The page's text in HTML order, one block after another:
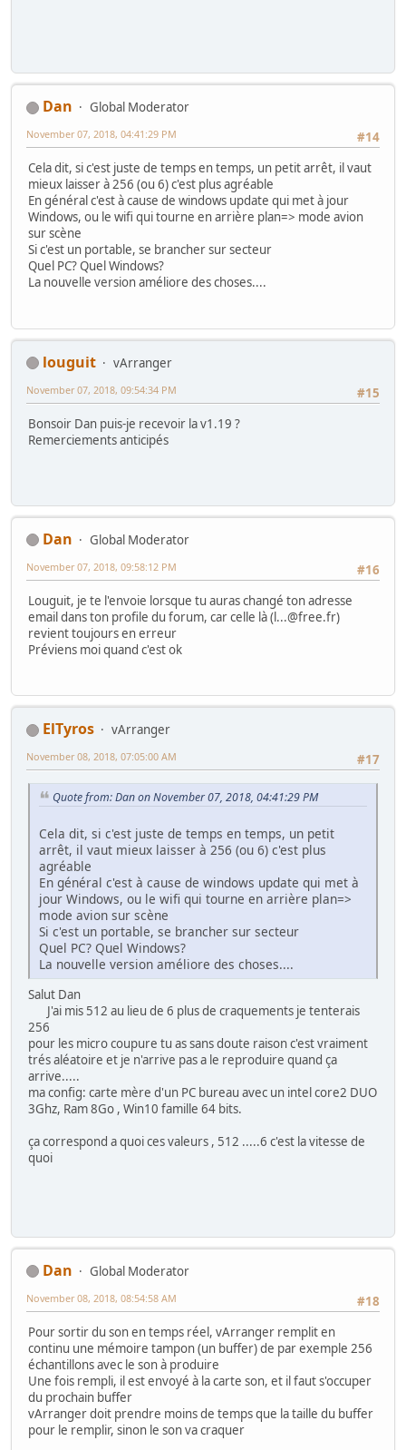
Dan
Global Moderator
#14
November 07, 2018, 04:41:29 PM
Cela dit, si c'est juste de temps en temps, un petit arrêt, il vaut
mieux laisser à 256 (ou 6) c'est plus agréable
En général c'est à cause de windows update qui met à jour
Windows, ou le wifi qui tourne en arrière plan=> mode avion
sur scène
Si c'est un portable, se brancher sur secteur
Quel PC? Quel Windows?
La nouvelle version améliore des choses....
louguit
vArranger
#15
November 07, 2018, 09:54:34 PM
Bonsoir Dan puis-je recevoir la v1.19 ?
Remerciements anticipés
Dan
Global Moderator
#16
November 07, 2018, 09:58:12 PM
Louguit, je te l'envoie lorsque tu auras changé ton adresse
email dans ton profile du forum, car celle là (l...@free.fr)
revient toujours en erreur
Préviens moi quand c'est ok
ElTyros
vArranger
#17
November 08, 2018, 07:05:00 AM
Quote from: Dan on November 07, 2018, 04:41:29 PM
Cela dit, si c'est juste de temps en temps, un petit
arrêt, il vaut mieux laisser à 256 (ou 6) c'est plus
agréable
En général c'est à cause de windows update qui met à
jour Windows, ou le wifi qui tourne en arrière plan=>
mode avion sur scène
Si c'est un portable, se brancher sur secteur
Quel PC? Quel Windows?
La nouvelle version améliore des choses....
Salut Dan
J'ai mis 512 au lieu de 6 plus de craquements je tenterais
256
pour les micro coupure tu as sans doute raison c'est vraiment
trés aléatoire et je n'arrive pas a le reproduire quand ça
arrive.....
ma config: carte mère d'un PC bureau avec un intel core2 DUO
3Ghz, Ram 8Go , Win10 famille 64 bits.
ça correspond a quoi ces valeurs , 512 .....6 c'est la vitesse de
quoi
Dan
Global Moderator
#18
November 08, 2018, 08:54:58 AM
Pour sortir du son en temps réel, vArranger remplit en
continu une mémoire tampon (un buffer) de par exemple 256
échantillons avec le son à produire
Une fois rempli, il est envoyé à la carte son, et il faut s'occuper
du prochain buffer
vArranger doit prendre moins de temps que la taille du buffer
pour le remplir, sinon le son va craquer